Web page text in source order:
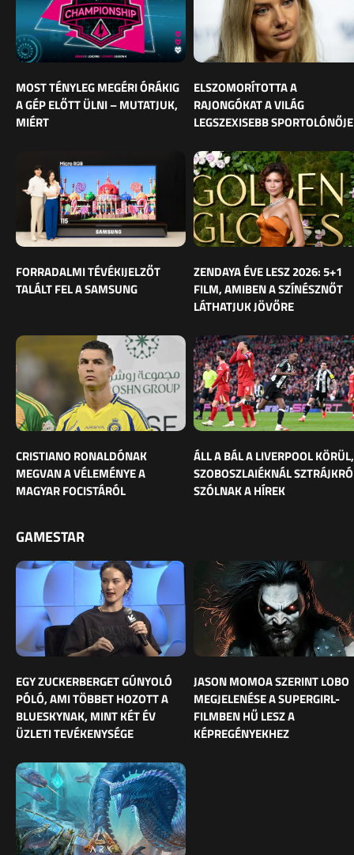
MOST TÉNYLEG MEGÉRI ÓRÁKIG
A GÉP ELŐTT ÜLNI – MUTATJUK,
MIÉRT
ELSZOMORÍTOTTA A
RAJONGÓKAT A VILÁG
LEGSZEXISEBB SPORTOLÓNŐJE
FORRADALMI TÉVÉKIJELZŐT
TALÁLT FEL A SAMSUNG
ZENDAYA ÉVE LESZ 2026: 5+1
FILM, AMIBEN A SZÍNÉSZNŐT
LÁTHATJUK JÖVŐRE
CRISTIANO RONALDÓNAK
MEGVAN A VÉLEMÉNYE A
MAGYAR FOCISTÁRÓL
ÁLL A BÁL A LIVERPOOL KÖRÜL,
SZOBOSZLAIÉKNÁL
SZÓLNAK A HÍREK
GAMESTAR
EGY ZUCKERBERGET GÚNYOLÓ
PÓLÓ, AMI TÖBBET HOZOTT A
BLUESKYNAK, MINT KÉT ÉV
ÜZLETI TEVÉKENYSÉGE
JASON MOMOA SZERINT LOBO
MEGJELENÉSE A SUPERGIRL-
FILMBEN HŰ LESZ A
KÉPREGÉNYEKHEZ